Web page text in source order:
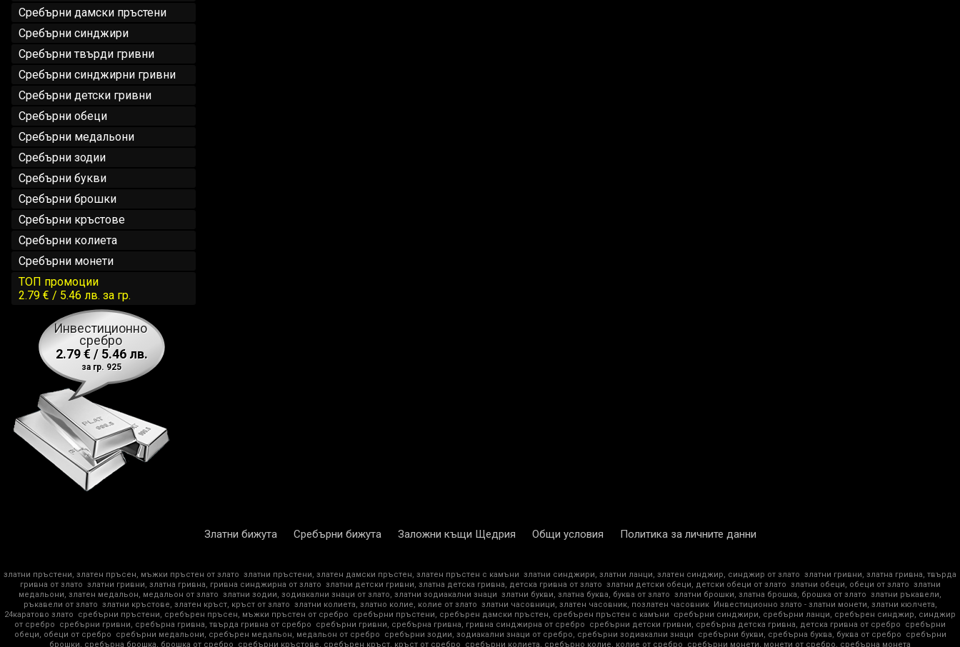
Сребърни дамски пръстени
Сребърни синджири
Сребърни твърди гривни
Сребърни синджирни гривни
Сребърни детски гривни
Сребърни обеци
Сребърни медальони
Сребърни зодии
Сребърни букви
Сребърни брошки
Сребърни кръстове
Сребърни колиета
Сребърни монети
ТОП промоции
2.79 € / 5.46 лв. за гр.
Инвестиционно
сребро
2.79 € / 5.46 лв.
за гр. 925
Златни бижута Сребърни бижута Заложни къщи Щедрия Общи условия Политика за личните данни
златни пръстени, златен пръсен, мъжки пръстен от злато златни пръстени, златен дамски пръстен, златен пръстен с камъни златни синджири, златни ланци, златен синджир, синджир от злато златни гривни, златна гривна, твърда
гривна от злато златни гривни, златна гривна, гривна синджирна от злато златни детски гривни, златна детска гривна, детска гривна от злато златни детски обеци, детски обеци от злато златни обеци, обеци от злато златни
медальони, златен медальон, медальон от злато златни зодии, зодиакални знаци от злато, златни зодиакални знаци златни букви, златна буква, буква от злато златни брошки, златна брошка, брошка от злато златни ръкавели,
ръкавели от злато златни кръстове, златен кръст, кръст от злато златни колиета, златно колие, колие от злато златни часовници, златен часовник, позлатен часовник Инвестиционно злато - златни монети, златни кюлчета,
24каратово злато
сребърни пръстени, сребърен пръсен, мъжки пръстен от сребро сребърни пръстени, сребърен дамски пръстен, сребърен пръстен с камъни
сребърни синджири, сребърни ланци, сребърен синджир, синджир
от сребро
сребърни гривни, сребърна гривна, твърда гривна от сребро сребърни гривни, сребърна гривна, гривна синджирна от сребро сребърни детски гривни, сребърна детска гривна, детска гривна от сребро
сребърни
обеци, обеци от сребро
сребърни медальони, сребърен медальон, медальон от сребро сребърни зодии, зодиакални знаци от сребро, сребърни зодиакални знаци сребърни букви, сребърна буква, буква от сребро
сребърни
брошки, сребърна брошка, брошка от сребро
сребърни кръстове, сребърен кръст, кръст от сребро сребърни колиета, сребърно колие, колие от сребро сребърни монети, монети от сребро, сребърна монета